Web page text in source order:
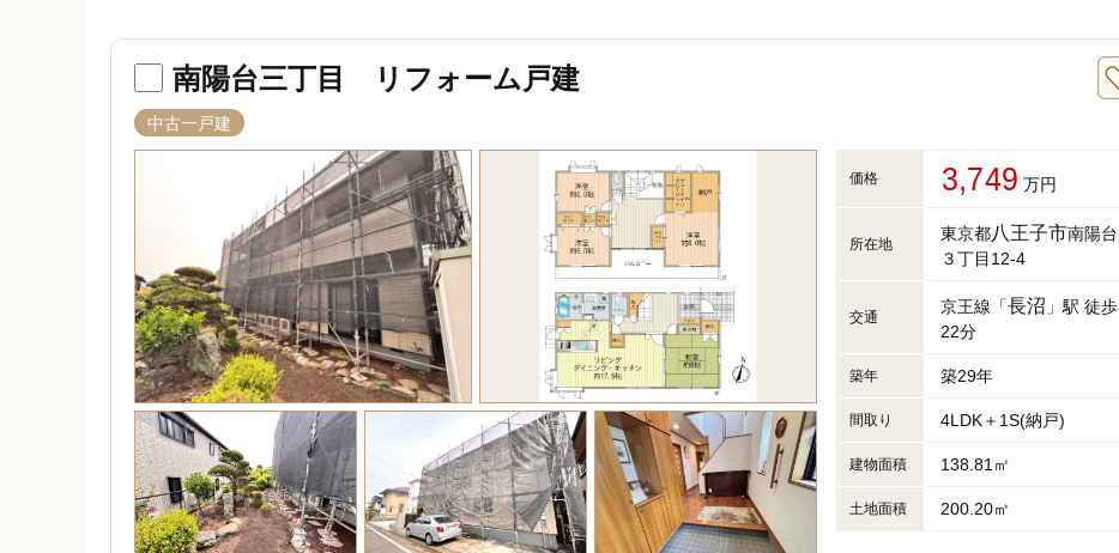
南陽台三丁目 リフォーム戸建
中古一戸建
価格 3,749 万円
所在地
東京都八王子市南陽台
３丁目12-4
交通
京王線「長沼 」駅 徒歩
22分
築年 築29年
間取り 4LDK＋1S(納戸)
建物面積 138.81㎡
土地面積 200.20㎡